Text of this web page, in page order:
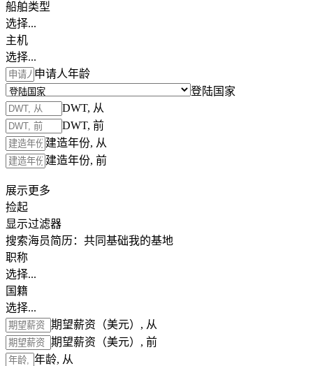
船舶类型
选择...
主机
选择...
申请人年龄
登陆国家
DWT, 从
DWT, 前
建造年份, 从
建造年份, 前
展示更多
捡起
显示过滤器
搜索海员简历： 共同基础我的基地
职称
选择...
国籍
选择...
期望薪资（美元）, 从
期望薪资（美元）, 前
年龄, 从